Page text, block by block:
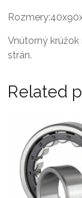
Vnútorný
strán.
Related